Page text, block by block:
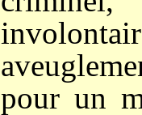
pour un